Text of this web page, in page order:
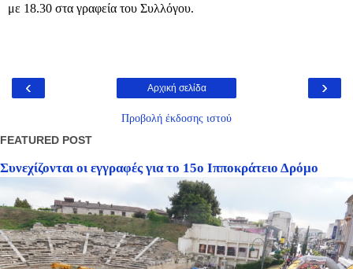
με 18.30 στα γραφεία του Συλλόγου.
‹ ›
Αρχική σελίδα
Προβολή έκδοσης ιστού
FEATURED POST
Συνεχίζονται οι εγγραφές για το 15ο Ιπποκράτειο Δρόμο